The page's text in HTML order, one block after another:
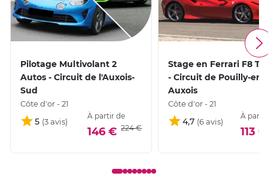
Pilotage Multivolant 2
Autos - Circuit de l'Auxois-
Sud
Côte d'or - 21
5
À partir de
146 € 224 €
Stage en Ferrari F8
- Circuit de Pouilly-en-
Auxois
Côte d'or - 21
4,7
À
113 €